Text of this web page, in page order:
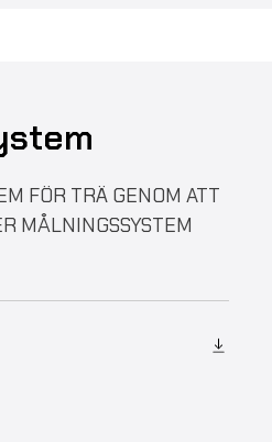
FÖR TRÄ GENOM ATT
MÅLNINGSSYSTEM